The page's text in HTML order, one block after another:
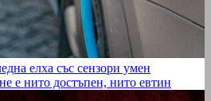
елха със сензори умен
е нито достъпен, нито евтин